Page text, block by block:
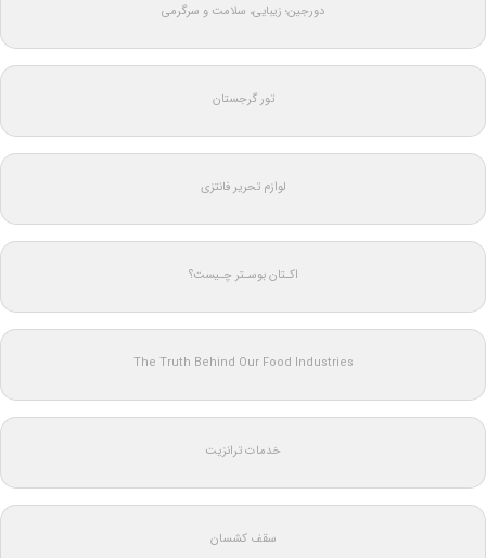
دورجین؛ زیبایی، سلامت و سرگرمی
تور گرجستان
لوازم تحریر فانتزی
اکـتان بوسـتر چـیست؟
The Truth Behind Our Food Industries
خدمات ترانزیت
سقف کشسان